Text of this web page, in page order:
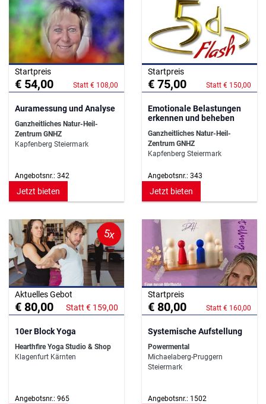
Startpreis
€ 54,00 Statt € 108,00
Auramessung und Analyse
Ganzheitliches Natur-Heil-
Zentrum GNHZ
Kapfenberg Steiermark
Angebotsnr.: 342
Jetzt bieten
Startpreis
€ 75,00 Statt € 150,00
Emotionale Belastungen
erkennen und beheben
Ganzheitliches Natur-Heil-
Zentrum GNHZ
Kapfenberg Steiermark
Angebotsnr.: 343
Jetzt bieten
5x
Aktuelles Gebot
€ 80,00 Statt € 159,00
10er Block Yoga
Hearthfire Yoga Studio & Shop
Klagenfurt Kärnten
Angebotsnr.: 965
Startpreis
€ 80,00 Statt € 160,00
Systemische Aufstellung
Powermental
Michaelaberg-Pruggern
Steiermark
Angebotsnr.: 1502